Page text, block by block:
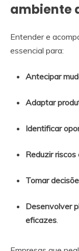
ambiente
Entender e
essencial para:
Antecipar
Adaptar
Identificar
Reduzir
Tomar
Desenvolver
eficazes